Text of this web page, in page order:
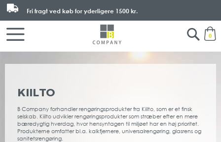
0
Fri fragt ved køb for yderligere 1500 kr.
Search
KIILTO
B Company forhandler rengøringsprodukter fra Kiilto, som er et finsk
selskab. Kiilto udvikler rengøringsprodukter som stræber efter en mere
bæredygtig hverdag, hvor hensyntagen til miljøet har en høj prioritet.
Produkterne omfatter bl.a. kalkfjernere, universalrengøring, glasrens og
sanitetsrengøring.